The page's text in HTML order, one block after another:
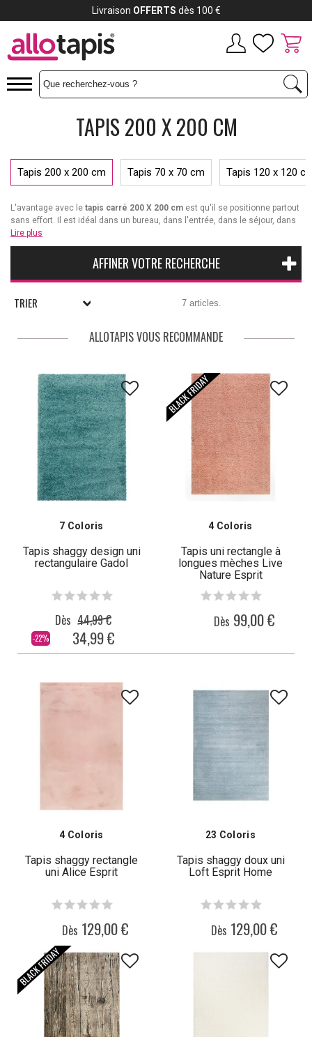
TAPIS 200 X 200 CM
Tapis 200 x 200 cm Tapis 70 x 70 cm Tapis 120 x 120
L'avantage avec le tapis carré 200 X 200 cm est qu'il se positionne partout
sans effort. Il est idéal dans un bureau, dans l'entrée, dans le séjour, dans
le salon, la salle de bain ou la cuisine. Ses lignes épurées apportent un petit
côté moderne et design. Décliné dans une multitude de coloris, avec
dégradés de teintes, camaïeux ou nuances contrastantes mais aussi
singularisé par des imprimés graphiques ou ethniques, des motifs fleuris
ou des décors spécifiques, legrand tapis carréest le point de mire de la
contemporain
met en valeur votre canapé en cuir, magnifie votre chambre,
Découvrez aussi les tapis assortis en plus petites dimensions pour
Lire plus
AFFINER VOTRE RECHERCHE
TRIER 7 articles.
ALLOTAPIS VOUS RECOMMANDE
7 Coloris
Tapis shaggy design uni
rectangulaire Gadol
-22%
Dès 44,99 €
34,99 €
4 Coloris
Tapis uni rectangle à
longues mèches Live
Nature Esprit
Dès 99,00 €
4 Coloris
Tapis shaggy rectangle
uni Alice Esprit
Dès 129,00 €
23 Coloris
Tapis shaggy doux uni
Loft Esprit Home
Dès 129,00 €
Livraison OFFERTS dès 100 €